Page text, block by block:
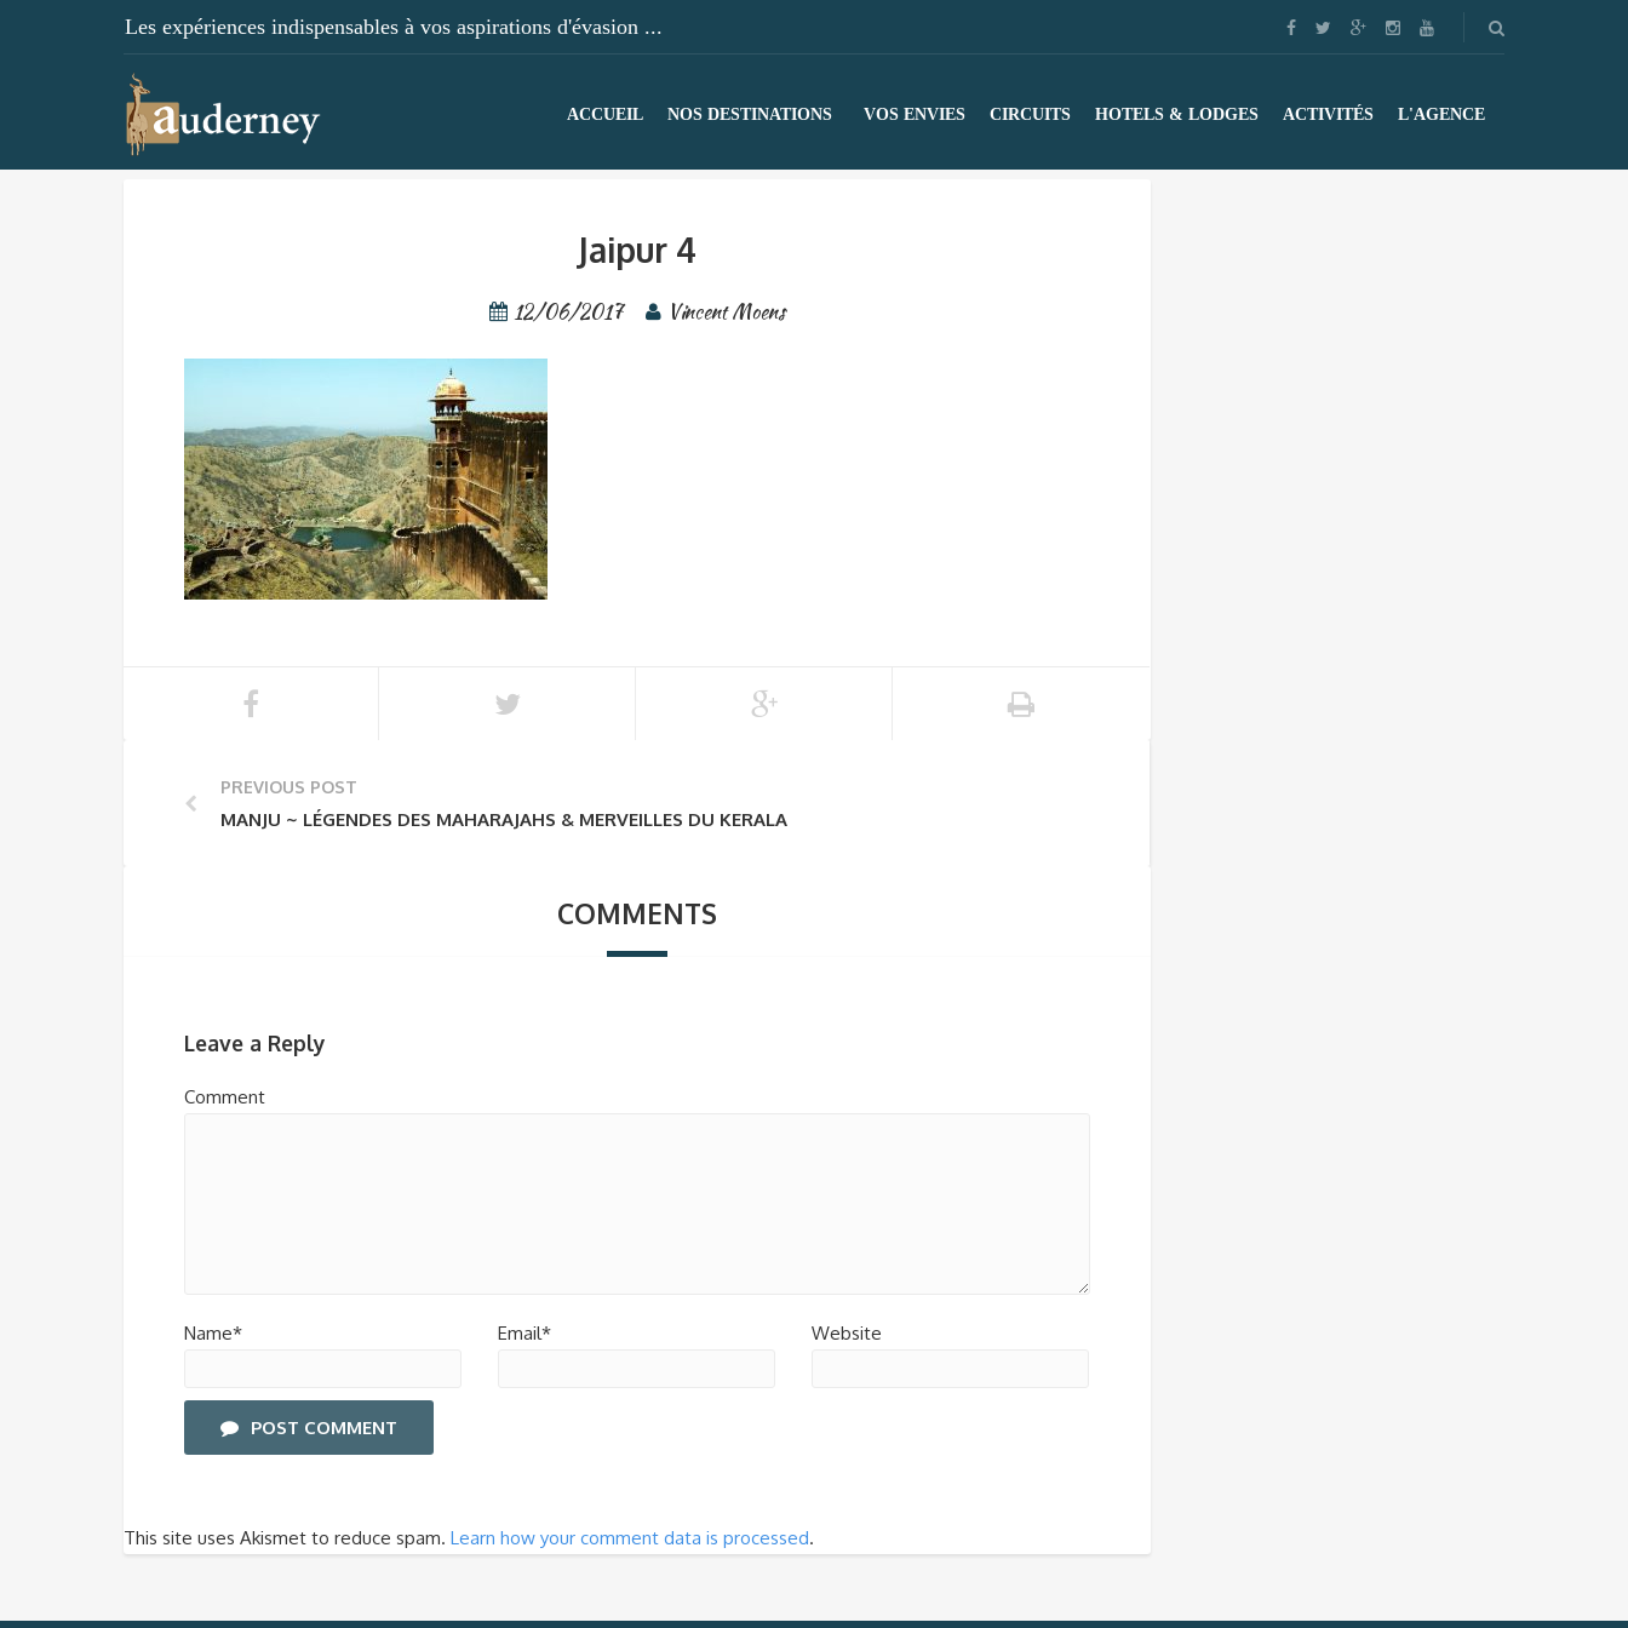
Les expériences indispensables à vos aspirations d'évasion ...
ACCUEIL NOS DESTINATIONS VOS ENVIES CIRCUITS HOTELS & LODGES ACTIVITÉS L'AGENCE
Jaipur 4
12/06/2017 Vincent Moens
PREVIOUS POST
MANJU ~ LÉGENDES DES MAHARAJAHS & MERVEILLES DU KERALA
COMMENTS
Leave a Reply
Comment
Name* Email* Website
POST COMMENT
This site uses Akismet to reduce spam. Learn how your comment data is processed.